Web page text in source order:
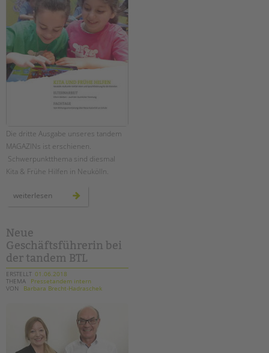
Die dritte Ausgabe unseres tandem
MAGAZINs ist erschienen.
Schwerpunktthema sind diesmal
Kita & Frühe Hilfen in Neukölln.
weiterlesen
Neue
Geschäftsführerin bei
der tandem BTL
ERSTELLT 01.06.2018
THEMA
Pressetandem intern
VON
Barbara Brecht-Hadraschek